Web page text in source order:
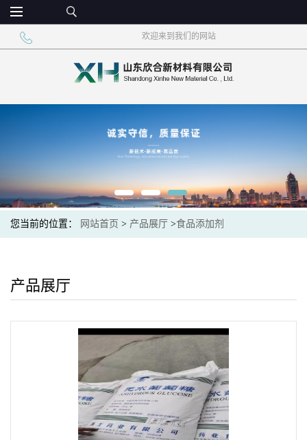
欢迎来到我们的网站
您当前的位置： 网站首页 > 产品展厅 >食品添加剂
产品展厅